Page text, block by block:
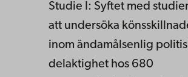
Studie I: Syftet med
att undersöka
inom ändamålsenlig
delaktighet hos 680